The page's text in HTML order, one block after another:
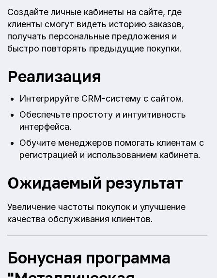
Создайте личные кабинеты на сайте, где
клиенты смогут видеть историю заказов,
получать персональные предложения и
быстро повторять предыдущие покупки.
Реализация
Интегрируйте CRM-систему с сайтом.
Обеспечьте простоту и интуитивность
интерфейса.
Обучите менеджеров помогать клиентам с
регистрацией и использованием кабинета.
Ожидаемый результат
Увеличение частоты покупок и улучшение
качества обслуживания клиентов.
Бонусная программа